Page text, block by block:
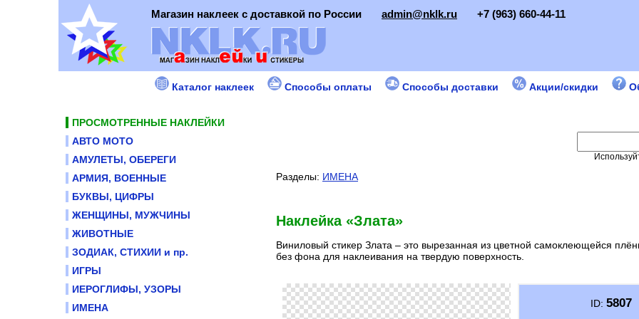
Магазин наклеек с доставкой по России admin@nklk.ru +7 (963) 660-44-11
Каталог наклеек Способы оплаты Способы доставки Акции/скидки
ПРОСМОТРЕННЫЕ НАКЛЕЙКИ
АВТО МОТО
АМУЛЕТЫ, ОБЕРЕГИ
АРМИЯ, ВОЕННЫЕ
БУКВЫ, ЦИФРЫ
ЖЕНЩИНЫ, МУЖЧИНЫ
ЖИВОТНЫЕ
ЗОДИАК, СТИХИИ и пр.
ИГРЫ
ИЕРОГЛИФЫ, УЗОРЫ
ИМЕНА
Разделы: ИМЕНА
Наклейка «Злата»
Виниловый стикер Злата – это вырезанная из цветной самоклеющейся
без фона для наклеивания на твердую поверхность.
ID: 5807